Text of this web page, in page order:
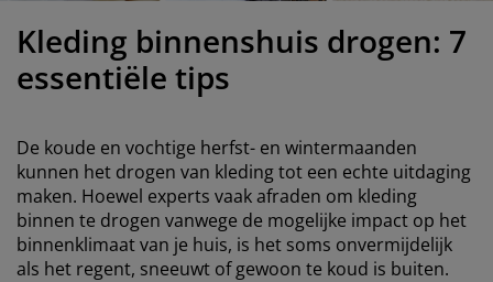
strijken
Kleding binnenshuis drogen: 7
essentiële tips
De koude en vochtige herfst- en wintermaanden
kunnen het drogen van kleding tot een echte uitdaging
maken. Hoewel experts vaak afraden om kleding
binnen te drogen vanwege de mogelijke impact op het
binnenklimaat van je huis, is het soms onvermijdelijk
als het regent, sneeuwt of gewoon te koud is buiten.